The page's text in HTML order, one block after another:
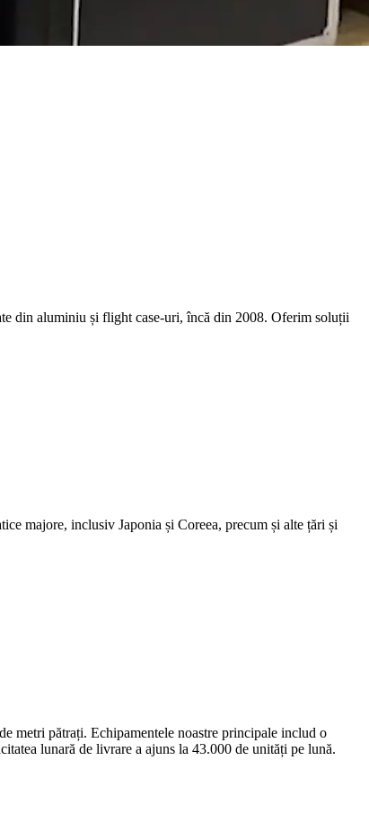
din aluminiu și flight case-uri, încă din 2008. Oferim soluții
majore, inclusiv Japonia și Coreea, precum și alte țări și
metri pătrați. Echipamentele noastre principale includ o
lunară de livrare a ajuns la 43.000 de unități pe lună.